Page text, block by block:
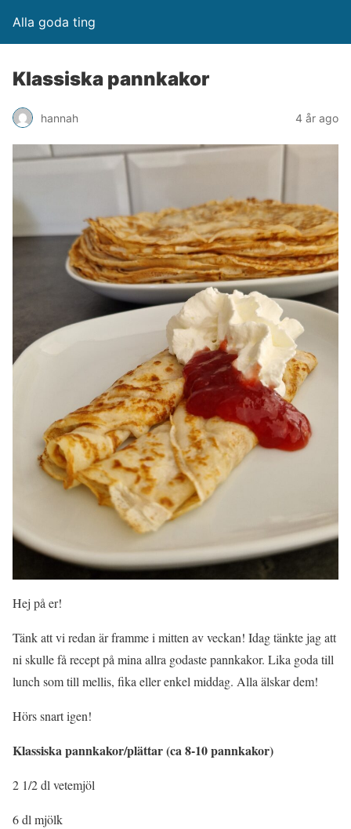
Alla goda ting
Klassiska pannkakor
hannah 4 år ago
Hej på er!
Tänk att vi redan är framme i mitten av veckan! Idag tänkte jag att
ni skulle få recept på mina allra godaste pannkakor. Lika goda till
lunch som till mellis, fika eller enkel middag. Alla älskar dem!
Hörs snart igen!
Klassiska pannkakor/plättar (ca 8-10 pannkakor)
2 1/2 dl vetemjöl
6 dl mjölk